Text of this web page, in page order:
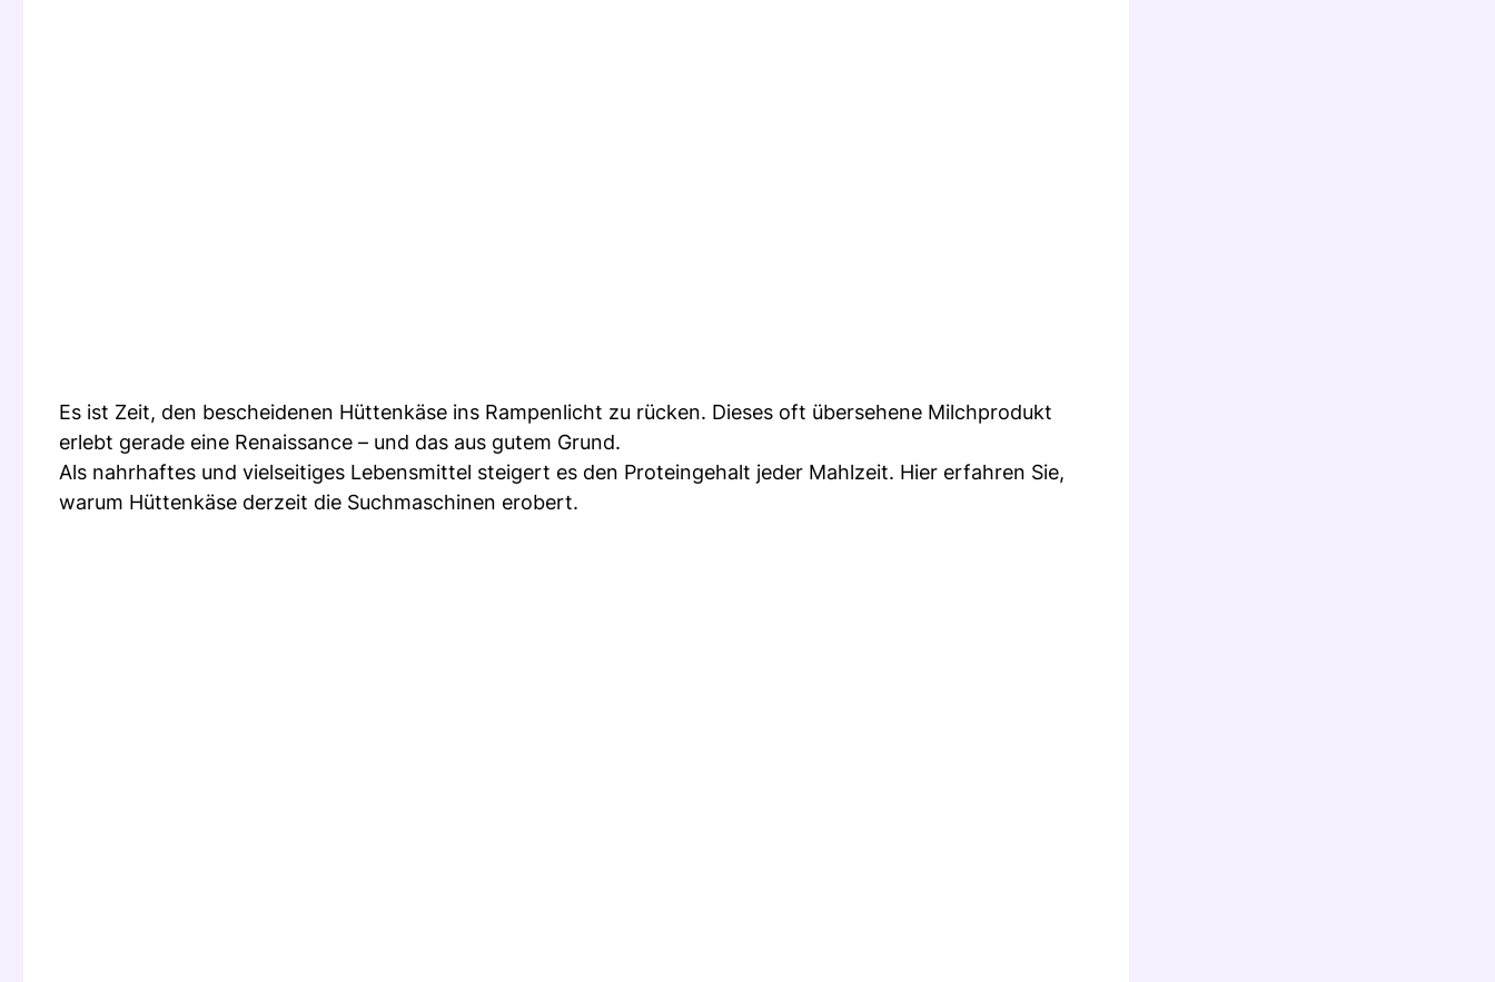
Es ist Zeit, den bescheidenen Hüttenkäse ins Rampenlicht zu rücken. Dieses oft übersehene Milchprodukt
erlebt gerade eine Renaissance – und das aus gutem Grund.
Als nahrhaftes und vielseitiges Lebensmittel steigert es den Proteingehalt jeder Mahlzeit. Hier erfahren Sie,
warum Hüttenkäse derzeit die Suchmaschinen erobert.